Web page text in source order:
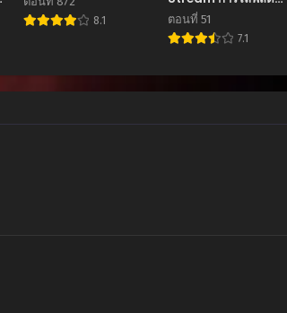
8.1
ของผู้หวนคืน
ตอนที่ 51
7.1